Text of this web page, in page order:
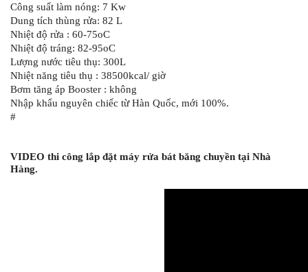
Công suất làm nóng: 7 Kw
Dung tích thùng rửa: 82 L
Nhiệt độ rửa : 60-75oC
Nhiệt độ tráng: 82-95oC
Lượng nước tiêu thụ: 300L
Nhiệt năng tiêu thụ : 38500kcal/ giờ
Bơm tăng áp Booster : không
Nhập khẩu nguyên chiếc từ Hàn Quốc, mới 100%.
#
VIDEO thi công lắp đặt máy rửa bát băng chuyền tại Nhà
Hàng.